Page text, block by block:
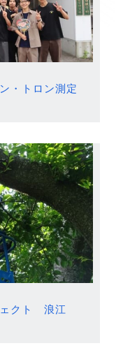
・トロン測定
ェクト 浪江